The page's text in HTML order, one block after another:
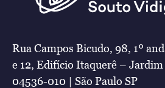
Rua Campos Bicudo, 98, 1º
e 12, Edifício Itaquerê –
04536-010 | São Paulo SP